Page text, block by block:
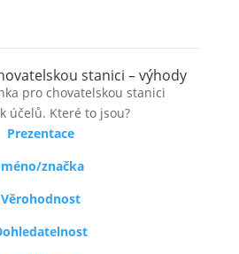
stanici – výhody
pro chovatelskou stanici
účelů. Které to jsou?
Prezentace
značka
Věrohodnost